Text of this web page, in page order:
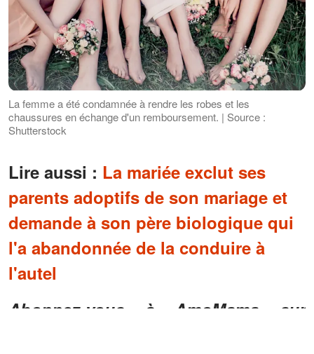
La femme a été condamnée à rendre les robes et les
chaussures en échange d'un remboursement. | Source :
Shutterstock
Lire aussi : La mariée exclut ses
parents adoptifs de son mariage et
demande à son père biologique qui
l'a abandonnée de la conduire à
l'autel
Abonnez-vous à AmoMama sur